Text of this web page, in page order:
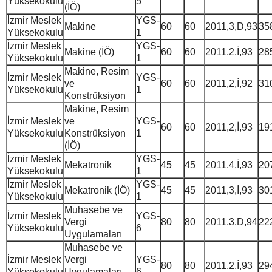
(İÖ)
İzmir Meslek
Yüksekokulu
Makine
YGS-
1
60 60 2011,3,D,93
İzmir Meslek
Yüksekokulu
Makine (İÖ)
YGS-
1
60 60 2011,2,İ,93
İzmir Meslek
Yüksekokulu
Makine, Resim
ve
Konstrüksiyon
YGS-
1
60 60 2011,2,İ,92
İzmir Meslek
Yüksekokulu
Makine, Resim
ve
Konstrüksiyon
(İÖ)
YGS-
1
60 60 2011,2,İ,93
İzmir Meslek
Yüksekokulu
Mekatronik
YGS-
1
45 45 2011,4,İ,93
İzmir Meslek
Yüksekokulu
Mekatronik (İÖ)
YGS-
1
45 45 2011,3,İ,93
İzmir Meslek
Yüksekokulu
Muhasebe ve
Vergi
Uygulamaları
YGS-
6
80 80 2011,3,D,94
İzmir Meslek
Muhasebe ve
Vergi
YGS-
80 80 2011,2,İ,93